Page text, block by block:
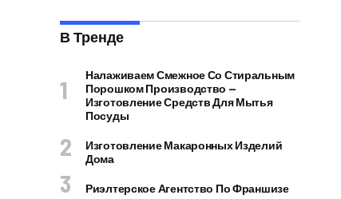
В Тренде
Налаживаем Смежное Со Стиральным
Порошком Производство —
Изготовление Средств Для Мытья
Посуды
Изготовление Макаронных Изделий
Дома
Риэлтерское Агентство По Франшизе